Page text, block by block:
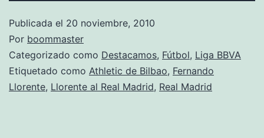
Publicada el 20 noviembre, 2010
Por boommaster
Categorizado como Destacamos, Fútbol, Liga BBVA
Etiquetado como Athletic de Bilbao, Fernando
Llorente, Llorente al Real Madrid, Real Madrid